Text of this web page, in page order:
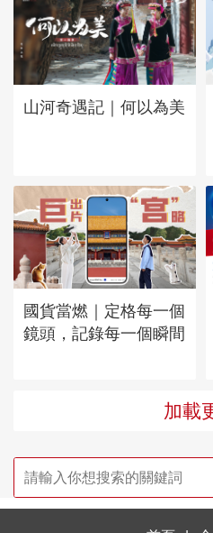
山河奇遇記｜何以為美
國貨當燃｜定格每一個
鏡頭，記錄每一個瞬間
加載